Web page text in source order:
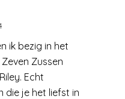
ik bezig in het
Zussen
Echt
die je het liefst in